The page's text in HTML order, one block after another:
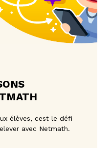
élèves, cest le défi
avec Netmath.